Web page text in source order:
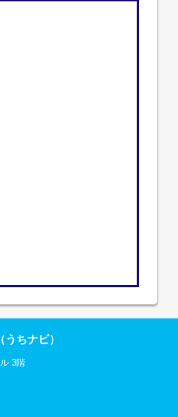
ちナビ）
3階